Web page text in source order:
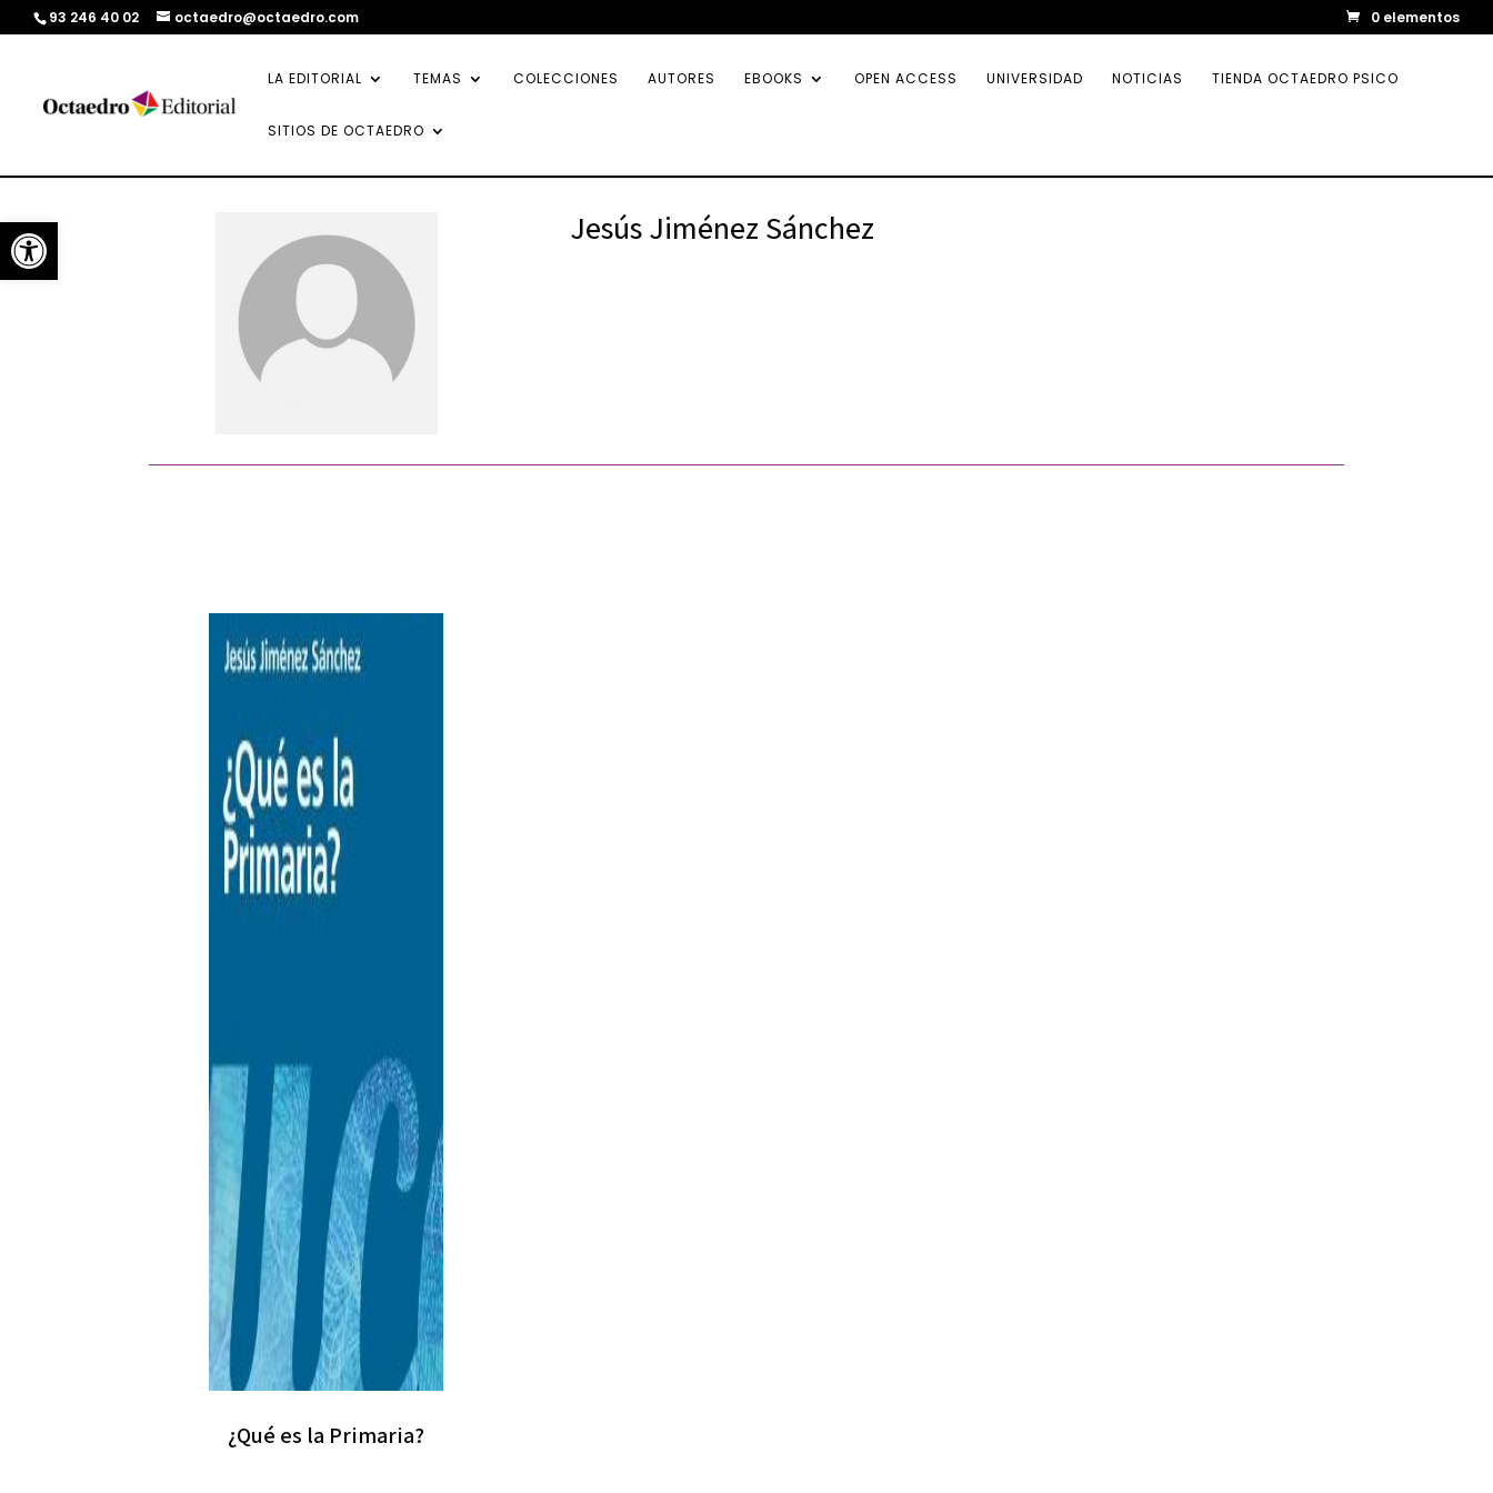
Abrir barra de herramientas
93 246 40 02 octaedro@octaedro.com 0 elementos
LA EDITORIAL TEMAS COLECCIONES AUTORES EBOOKS OPEN ACCESS UNIVERSIDAD NOTICIAS TIENDA OCTAEDRO PSICO
SITIOS DE OCTAEDRO
Jesús Jiménez Sánchez
¿Qué es la Primaria?